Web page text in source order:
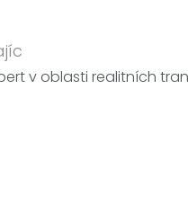
v oblasti realitních